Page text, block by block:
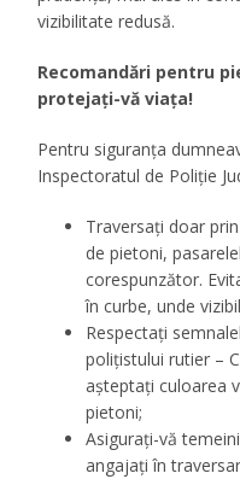
vizibilitate redusă.
Recomandări pentru
protejați-vă viața!
Pentru siguranța
Inspectoratul de Poliție
Traversați doar
de pietoni,
corespunzător.
în curbe, unde
Respectați
polițistului rutier –
așteptați culoarea
pietoni;
Asigurați-vă
angajați în